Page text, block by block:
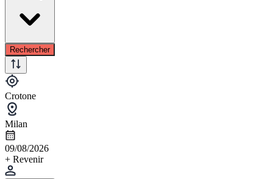
Rechercher
Crotone
Milan
09/08/2026
+ Revenir